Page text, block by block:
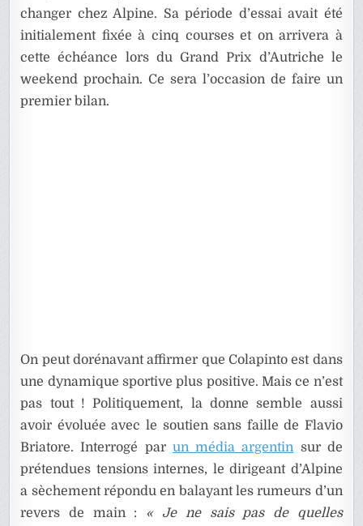
changer chez Alpine. Sa période d’essai avait été
initialement fixée à cinq courses et on arrivera à
cette échéance lors du Grand Prix d’Autriche le
weekend prochain. Ce sera l’occasion de faire un
premier bilan.
On peut dorénavant affirmer que Colapinto est dans
une dynamique sportive plus positive. Mais ce n’est
pas tout ! Politiquement, la donne semble aussi
avoir évoluée avec le soutien sans faille de Flavio
Briatore. Interrogé par un média argentin sur de
prétendues tensions internes, le dirigeant d’Alpine
a sèchement répondu en balayant les rumeurs d’un
revers de main : « Je ne sais pas de quelles